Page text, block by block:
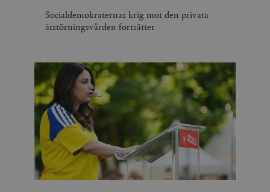
Socialdemokraternas krig mot den privata
ätstörningsvården fortsätter